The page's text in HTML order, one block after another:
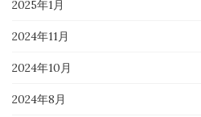
2025年1月
2024年11月
2024年10月
2024年8月